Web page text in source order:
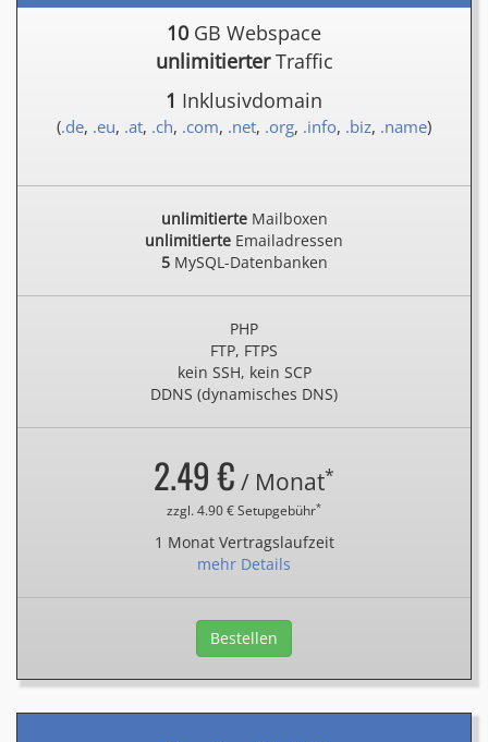
10 GB Webspace
unlimitierterTraffic
1 Inklusivdomain
(.de, .eu, .at, .ch, .com, .net, .org, .info, .biz, .name)
unlimitierteMailboxen
unlimitierte Emailadressen
5MySQL-Datenbanken
PHP
FTP, FTPS
kein SSH, kein SCP
DDNS (dynamisches DNS)
2.49 € / Monat*
zzgl. 4.90 € Setupgebühr*
1 Monat Vertragslaufzeit
mehr Details
Bestellen